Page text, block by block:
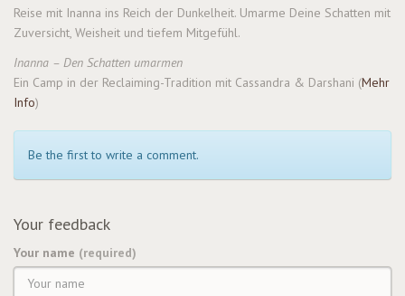
Reise mit Inanna ins Reich der Dunkelheit. Umarme Deine Schatten mit
Zuversicht, Weisheit und tiefem Mitgefühl.
Inanna – Den Schatten umarmen
Ein Camp in der Reclaiming-Tradition mit Cassandra & Darshani (Mehr
Info)
Be the first to write a comment.
Your feedback
Your name (required)